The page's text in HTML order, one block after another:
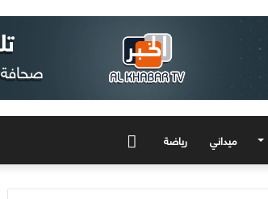
ميداني رياضة